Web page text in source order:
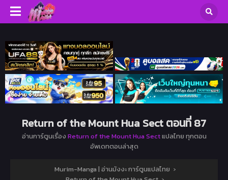
Return of the Mount Hua Sect ตอนที่ 87
อ่านการ์ตูนเรื่อง Return of the Mount Hua Sectแปลไทย ทุกตอน
อัพเดทตอนล่าสุด
Murim-Manga | อ่านมังงะ การ์ตูนแปลไทย ›